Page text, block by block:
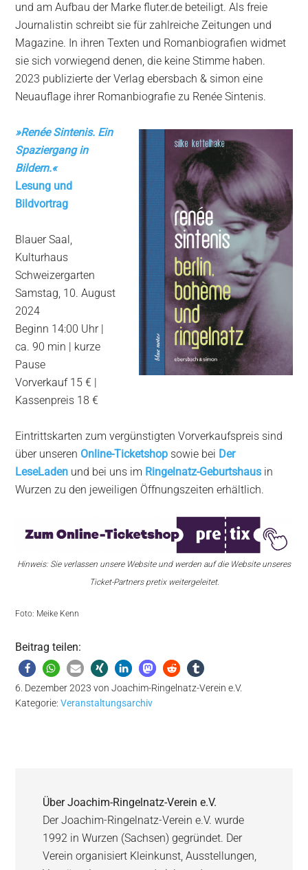
und am Aufbau der Marke fluter.de beteiligt. Als freie
Journalistin schreibt sie für zahlreiche Zeitungen und
Magazine. In ihren Texten und Romanbiografien widmet
sie sich vorwiegend denen, die keine Stimme haben.
2023 publizierte der Verlag ebersbach & simon eine
Neuauflage ihrer Romanbiografie zu Renée Sintenis.
»Renée Sintenis. Ein
Spaziergang in
Bildern.«
Lesung und
Bildvortrag
Blauer Saal,
Kulturhaus
Schweizergarten
Samstag, 10. August
2024
Beginn 14:00 Uhr |
ca. 90 min | kurze
Pause
Vorverkauf 15 € |
Kassenpreis 18 €
Eintrittskarten zum vergünstigten Vorverkaufspreis sind
über unseren Online-Ticketshop sowie bei Der
LeseLaden und bei uns im Ringelnatz-Geburtshaus in
Wurzen zu den jeweiligen Öffnungszeiten erhältlich.
Hinweis: Sie verlassen unsere Website und werden auf die Website unseres
Ticket-Partners pretix weitergeleitet.
Foto: Meike Kenn
Beitrag teilen:
6. Dezember 2023 vonJoachim-Ringelnatz-Verein e.V.
Kategorie:Veranstaltungsarchiv
ÜberJoachim-Ringelnatz-Verein e.V.
Der Joachim-Ringelnatz-Verein e.V. wurde
1992 in Wurzen (Sachsen) gegründet. Der
Verein organisiert Kleinkunst, Ausstellungen,